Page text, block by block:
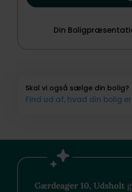
Din
Skal vi også sælge din bolig?
Find ud af, hvad din bolig
Gærdeager 10, Udsholt